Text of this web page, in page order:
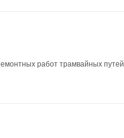
работ трамвайных путей.